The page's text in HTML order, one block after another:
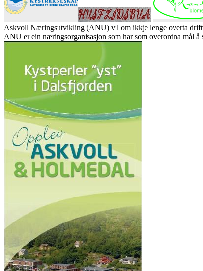
Askvoll Næringsutvikling (ANU) vil om ikkje lenge overta
ANU er ein næringsorganisasjon som har som overordna mål